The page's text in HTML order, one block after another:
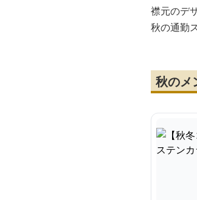
襟元のデ
秋の通勤
秋のメ